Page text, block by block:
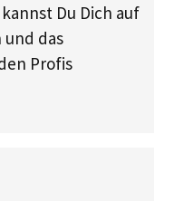
Du Dich auf
das
Profis